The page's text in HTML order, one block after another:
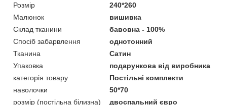
Розмір
240*260
Малюнок
вишивка
Склад тканини
бавовна - 100%
Спосіб забарвлення
однотонний
Тканина
Сатин
Упаковка
подарункова від виробника
категорія товару
Постільні комплекти
наволочки
50*70
розмір (постільна білизна)
двоспальний євро